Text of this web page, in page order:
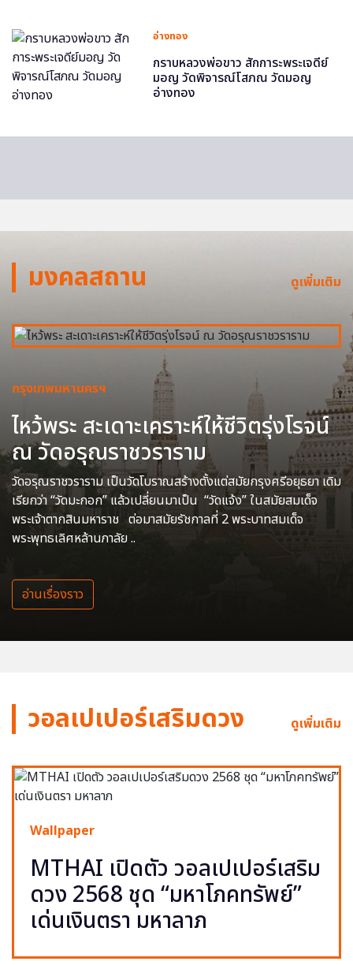
อ่างทอง
กราบหลวงพ่อขาว สักการะพระเจดีย์
มอญ วัดพิจารณ์โสภณ วัดมอญ
อ่างทอง
มงคลสถาน ดูเพิ่มเติม
กรุงเทพมหานครฯ
ไหว้พระ สะเดาะเคราะห์ให้ชีวิตรุ่งโรจน์
ณ วัดอรุณราชวราราม
วัดอรุณราชวราราม เป็นวัดโบราณสร้างตั้งแต่สมัยกรุงศรีอยุธยา เดิม
เรียกว่า “วัดมะกอก” แล้วเปลี่ยนมาเป็น “วัดแจ้ง” ในสมัยสมเด็จ
พระเจ้าตากสินมหาราช ต่อมาสมัยรัชกาลที่ 2 พระบาทสมเด็จ
พระพุทธเลิศหล้านภาลัย ..
อ่านเรื่องราว
วอลเปเปอร์เสริมดวง ดูเพิ่มเติม
Wallpaper
MTHAI เปิดตัว วอลเปเปอร์เสริม
ดวง 2568 ชุด “มหาโภคทรัพย์”
เด่นเงินตรา มหาลาภ